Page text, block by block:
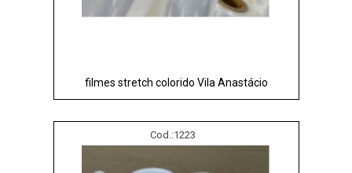
filmes stretch colorido Vila Anastácio
Cod.:1223